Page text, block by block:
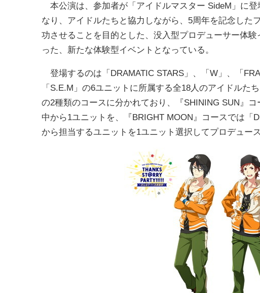
本公演は、参加者が「アイドルマスター SideM」に
なり、アイドルたちと協力しながら、5周年を記念した
功させることを目的とした、没入型プロデューサー体
った、新たな体験型イベントとなっている。
登場するのは「DRAMATIC STARS」、「W」、「
「S.E.M」の6ユニットに所属する全18人のアイドルた
の2種類のコースに分かれており、『SHINING SUN』
中から1ユニットを、『BRIGHT MOON』コースでは「
から担当するユニットを1ユニット選択してプロデュー